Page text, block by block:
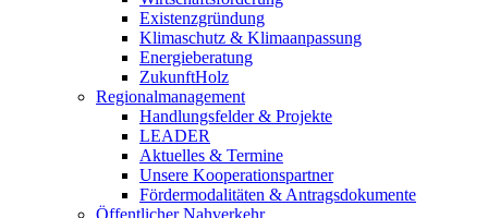
Existenzgründung
Klimaschutz & Klimaanpassung
Energieberatung
ZukunftHolz
Regionalmanagement
Handlungsfelder & Projekte
LEADER
Aktuelles & Termine
Unsere Kooperationspartner
Fördermodalitäten & Antragsdokumente
Öffentlicher Nahverkehr